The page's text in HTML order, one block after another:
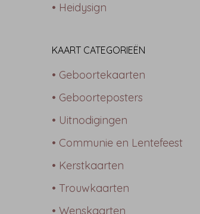
• Heidysign
KAART CATEGORIEËN
• Geboortekaarten
• Geboorteposters
• Uitnodigingen
• Communie en Lentefeest
• Kerstkaarten
• Trouwkaarten
• Wenskaarten